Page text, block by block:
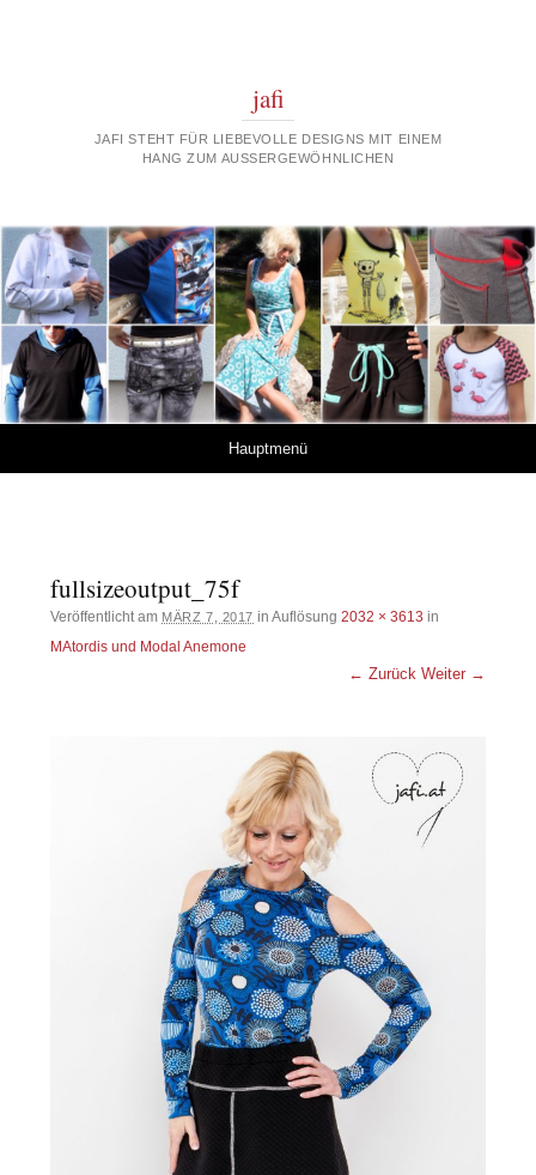
jafi
JAFI STEHT FÜR LIEBEVOLLE DESIGNS MIT EINEM
HANG ZUM AUSSERGEWÖHNLICHEN
Hauptmenü
fullsizeoutput_75f
Veröffentlicht am MÄRZ 7, 2017 in Auflösung 2032 × 3613 in
MAtordis und Modal Anemone
← Zurück Weiter →